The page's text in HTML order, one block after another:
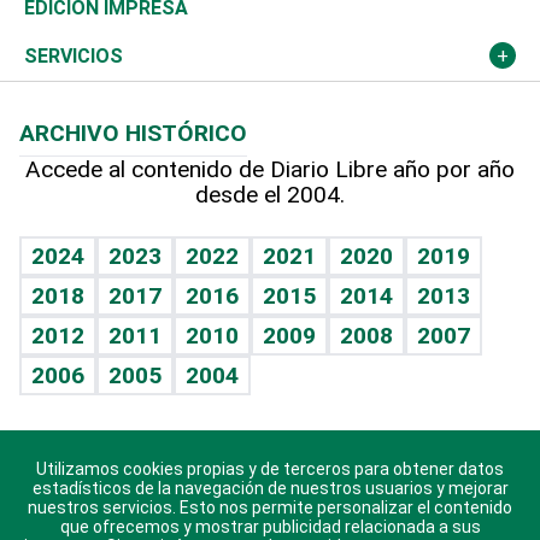
Resto del mundo
Economía personal
Podcast Arte Libre
Hablando con el pediatra
Vida y familia
Eñe
Celebrando la vida
Sin complejos
En pocas palabras
Escuchando al corazón
Economía Personal
Olimpismo
Más deportes
TBT Deportivo
Noticiero Poteleche
Columnistas
Más firmas
Martes de tecnología
Cambio climático
Deportes
Opinión
Hecho en casa
Guía del dinero
EDICIÓN IMPRESA
SERVICIOS
Cumpleaños
Horóscopos
Crucigramas
ARCHIVO HISTÓRICO
Accede al contenido de Diario Libre año por año
desde el 2004.
2024 2023 2022 2021 2020
2019
2018
2017 2016 2015 2014
2013
2012
2011 2010 2009 2008
2007
2006
2005 2004
Descarga nuestras aplicaciones para Android, iOS y
sistema Huawei.
Utilizamos cookies propias y de terceros para obtener datos
estadísticos de la navegación de nuestros usuarios y mejorar
nuestros servicios. Esto nos permite personalizar el contenido
que ofrecemos y mostrar publicidad relacionada a sus